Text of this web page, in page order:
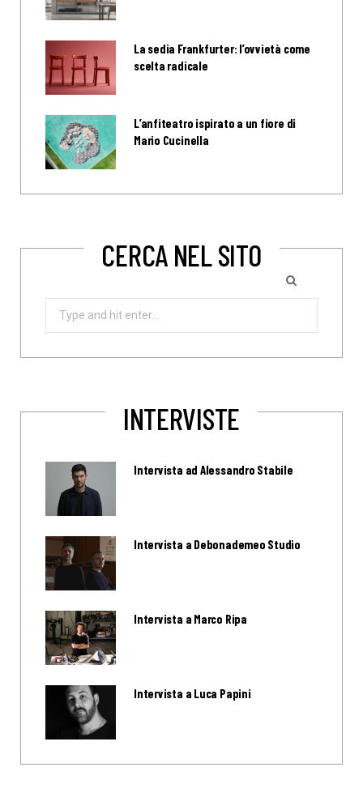
La sedia Frankfurter: l’ovvietà come
scelta radicale
L’anfiteatro ispirato a un fiore di
Mario Cucinella
CERCA NEL SITO
Search
INTERVISTE
Intervista ad Alessandro Stabile
Intervista a Debonademeo Studio
Intervista a Marco Ripa
Intervista a Luca Papini